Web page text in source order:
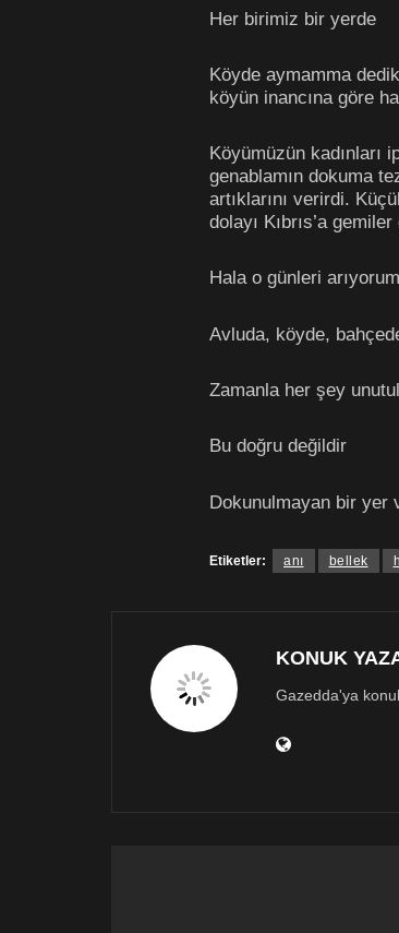
Her birimiz bir yerde
Köyde aymamma
köyün inancına göre
Köyümüzün
genablamın dokuma
artıklarını verirdi.
dolayı Kıbrıs’a
Hala o günleri arıyorum
Avluda, köyde,
Zamanla her şey
Bu doğru değildir
Dokunulmayan bir yer
Etiketler: anı bellek
KONUK
Gazedda'ya